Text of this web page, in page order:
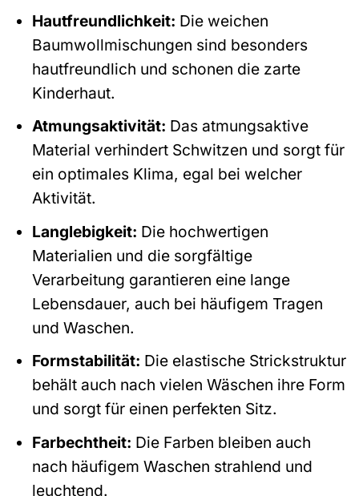
Hautfreundlichkeit: Die weichen
Baumwollmischungen sind besonders
hautfreundlich und schonen die zarte
Kinderhaut.
Atmungsaktivität: Das atmungsaktive
Material verhindert Schwitzen und sorgt für
ein optimales Klima, egal bei welcher
Aktivität.
Langlebigkeit: Die hochwertigen
Materialien und die sorgfältige
Verarbeitung garantieren eine lange
Lebensdauer, auch bei häufigem Tragen
und Waschen.
Formstabilität: Die elastische Strickstruktur
behält auch nach vielen Wäschen ihre Form
und sorgt für einen perfekten Sitz.
Farbechtheit: Die Farben bleiben auch
nach häufigem Waschen strahlend und
leuchtend.